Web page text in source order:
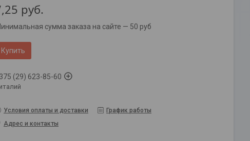
руб.
сумма заказа на сайте — 50 руб
Купить
(29) 623-85-60
Условия оплаты и доставки
График работы
Адрес и контакты